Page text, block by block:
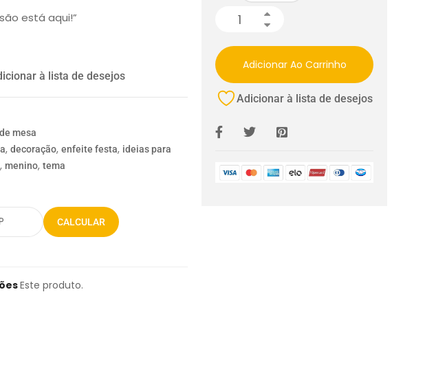
está aqui!”
à lista de desejos
mesa
,decoração,enfeite festa, ideias para
,menino,tema
CALCULAR
Este produto.
Adicionar Ao Carrinho
Adicionar à lista de desejos